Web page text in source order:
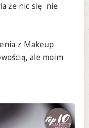
że nic się nie
z Makeup
ale moim